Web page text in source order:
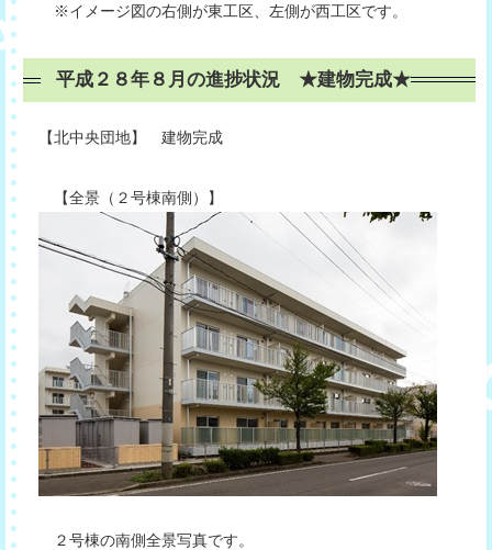
※イメージ図の右側が東工区、左側が西工区です。
平成２８年８月の進捗状況 ★建物完成★
【北中央団地】 建物完成
【全景（２号棟南側）】
２号棟の南側全景写真です。